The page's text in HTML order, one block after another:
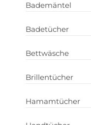
Bademäntel
Badetücher
Bettwäsche
Brillentücher
Hamamtücher